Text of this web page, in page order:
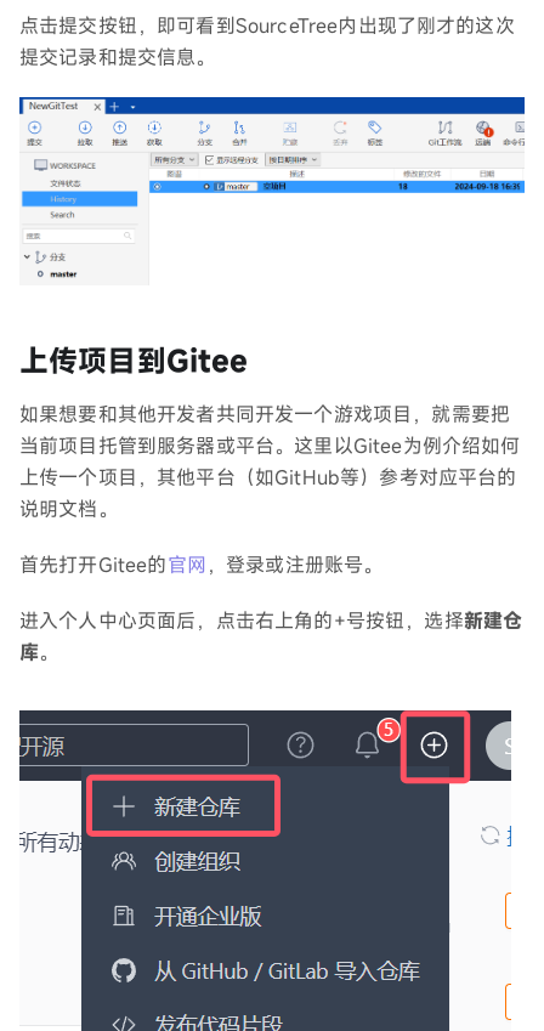
点击提交按钮，即可看到SourceTree内出现了刚才的这次
提交记录和提交信息。
上传项目到Gitee
如果想要和其他开发者共同开发一个游戏项目，就需要把
当前项目托管到服务器或平台。这里以Gitee为例介绍如何
上传一个项目，其他平台（如GitHub等）参考对应平台的
说明文档。
首先打开Gitee的官网 ，登录或注册账号。
进入个人中心页面后，点击右上角的+号按钮，选择新建仓
库。